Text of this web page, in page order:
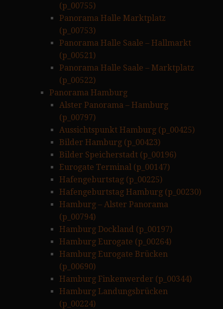
(p_00755)
Panorama Halle Marktplatz
(p_00753)
Panorama Halle Saale – Hallmarkt
(p_00521)
Panorama Halle Saale – Marktplatz
(p_00522)
Panorama Hamburg
Alster Panorama – Hamburg
(p_00797)
Aussichtspunkt Hamburg (p_00425)
Bilder Hamburg (p_00423)
Bilder Speicherstadt (p_00196)
Eurogate Terminal (p_00147)
Hafengeburtstag (p_00225)
Hafengeburtstag Hamburg (p_00230)
Hamburg – Alster Panorama
(p_00794)
Hamburg Dockland (p_00197)
Hamburg Eurogate (p_00264)
Hamburg Eurogate Brücken
(p_00690)
Hamburg Finkenwerder (p_00344)
Hamburg Landungsbrücken
(p_00224)